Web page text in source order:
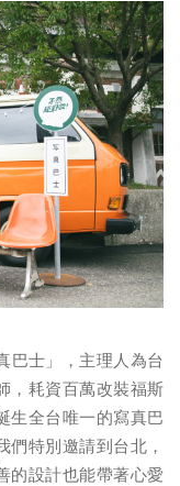
巴士」，主理人為台
，耗資百萬改裝福斯
生全台唯一的寫真巴
特別邀請到台北，
的設計也能帶著心愛